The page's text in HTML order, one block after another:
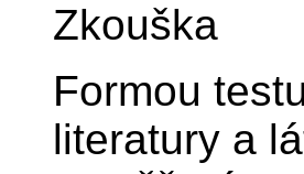
Zkouška
Formou
literatury a